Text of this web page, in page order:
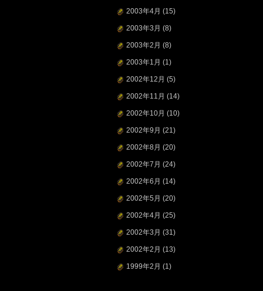
2003年4月 (15)
2003年3月 (8)
2003年2月 (8)
2003年1月 (1)
2002年12月 (5)
2002年11月 (14)
2002年10月 (10)
2002年9月 (21)
2002年8月 (20)
2002年7月 (24)
2002年6月 (14)
2002年5月 (20)
2002年4月 (25)
2002年3月 (31)
2002年2月 (13)
1999年2月 (1)